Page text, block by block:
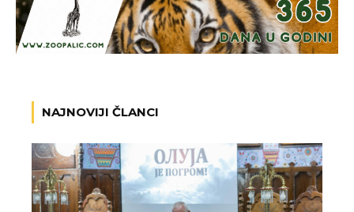
NAJNOVIJI ČLANCI